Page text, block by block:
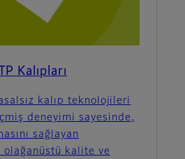
Kalıpları
kalıp teknolojileri
deneyimi sayesinde,
sağlayan
kalite ve